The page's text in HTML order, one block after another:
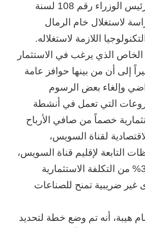
عام 2020، والذي كان يتم تصديره في شكل رمال خام، قبل صدور قرار رئيس الوزراء رقم 108 لسنة
لاستغلال خام الرمال
اللازمة لاستغلاله.
الذي يرغب في الاستثمار
إلى أن من بينها حوافز عامة
وإلغاء بعض الرسوم
التي تعمل في أنشطة
بواقع 50% من التكلفة الاستثمارية خصماً من صافي الأرباح
لقناة السويس،
التابعة لإقليم قناة السويس،
وجنوب محافظة الجيزة، ومحافظات الصعيد، والمحافظات الحدودية، و 30% من التكلفة الاستثمارية
غير ضريبية تمنح للصناعات
هيبة، أنه تم وضع خطة لتحديد